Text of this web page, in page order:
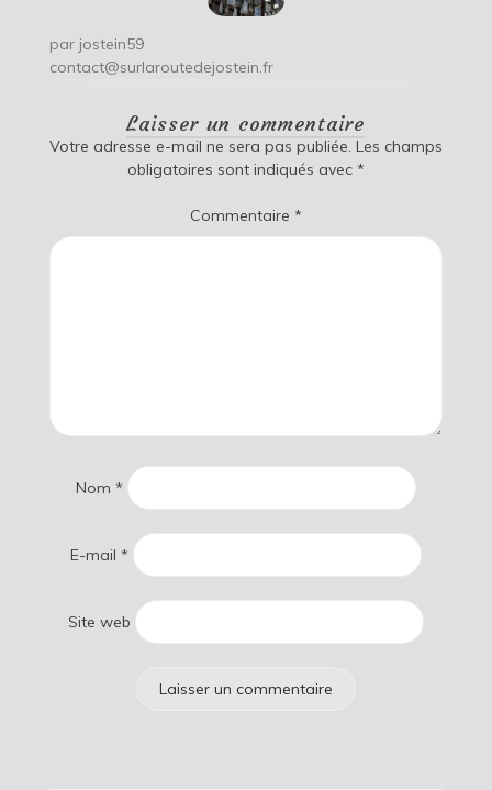
par jostein59
contact@surlaroutedejostein.fr
Laisser un commentaire
Votre adresse e-mail ne sera pas publiée. Les champs
obligatoires sont indiqués avec *
Commentaire *
Nom *
E-mail *
Site web